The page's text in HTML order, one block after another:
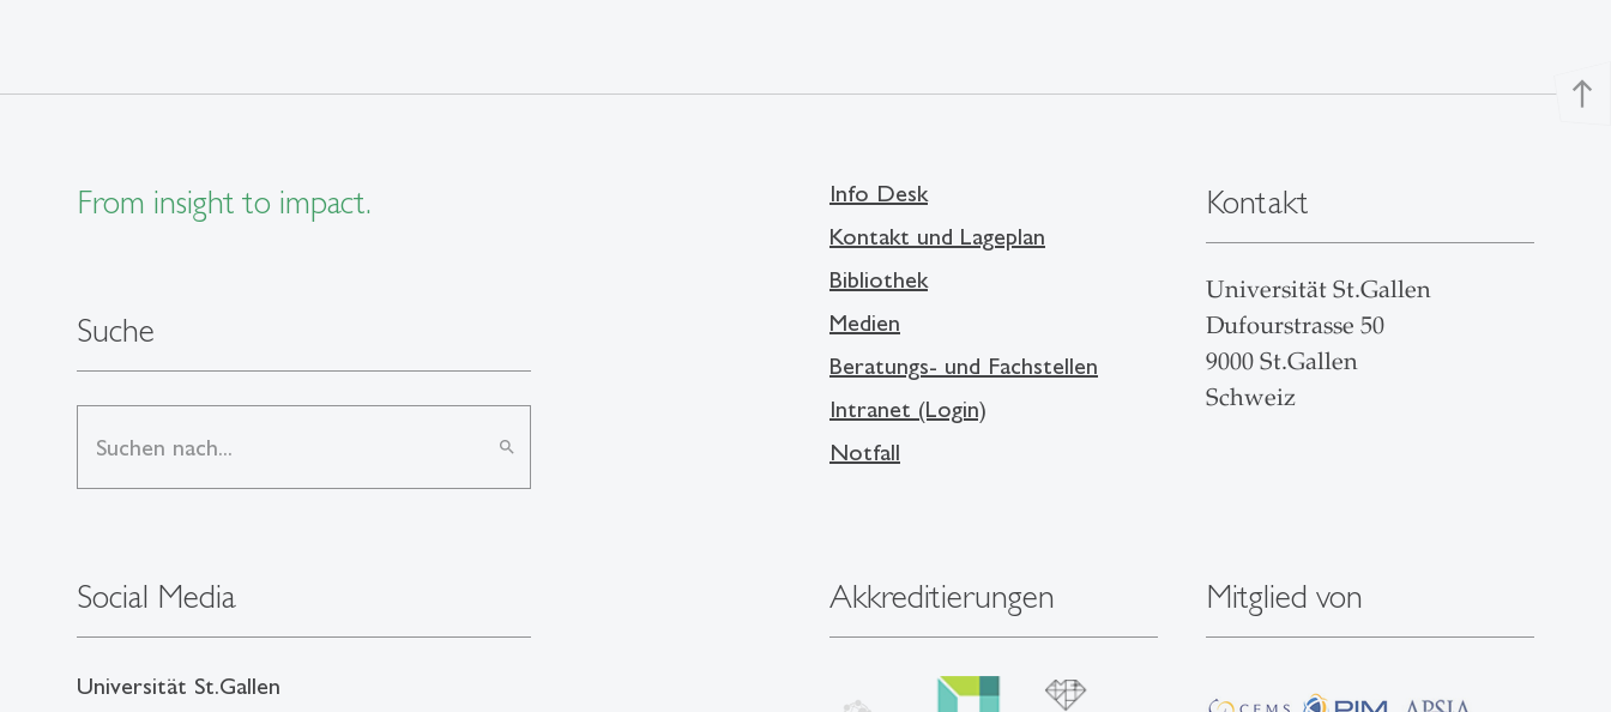
north
From insight to impact.
Suche
search
Social Media
Universität St.Gallen
Info Desk
Kontakt und Lageplan
Bibliothek
Medien
Beratungs- und Fachstellen
Intranet (Login)
Notfall
Kontakt
Universität St.Gallen
Dufourstrasse 50
9000 St.Gallen
Schweiz
Akkreditierungen Mitglied von